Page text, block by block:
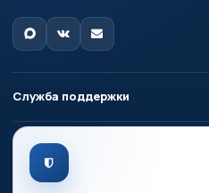
Служба поддержки
О компании